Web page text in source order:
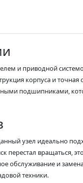
и приводной
корпуса и
подшипниками,
узел идеально
перестал вращаться,
обслуживание и
техники.